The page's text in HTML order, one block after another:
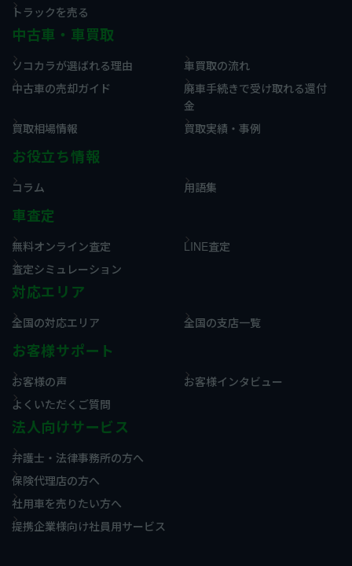
トラックを売る
中古車・車買取
ソコカラが選ばれる理由
車買取の流れ
中古車の売却ガイド
廃車手続きで受け取れる還付
金
買取相場情報
買取実績・事例
お役立ち情報
コラム 用語集
車査定
無料オンライン査定
LINE査定
査定シミュレーション
対応エリア
全国の対応エリア 全国の支店一覧
お客様サポート
お客様の声
お客様インタビュー
よくいただくご質問
法人向けサービス
弁護士・法律事務所の方へ
保険代理店の方へ
社用車を売りたい方へ
提携企業様向け社員用サービス